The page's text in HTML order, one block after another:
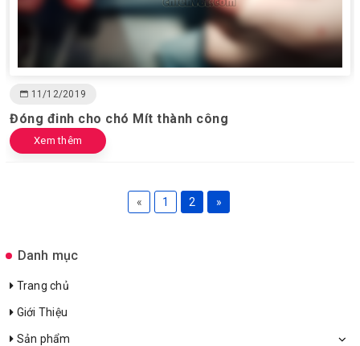
11/12/2019
Đóng đinh cho chó Mít thành công
Xem thêm
« 1 2 »
Danh mục
Trang chủ
Giới Thiệu
Sản phẩm